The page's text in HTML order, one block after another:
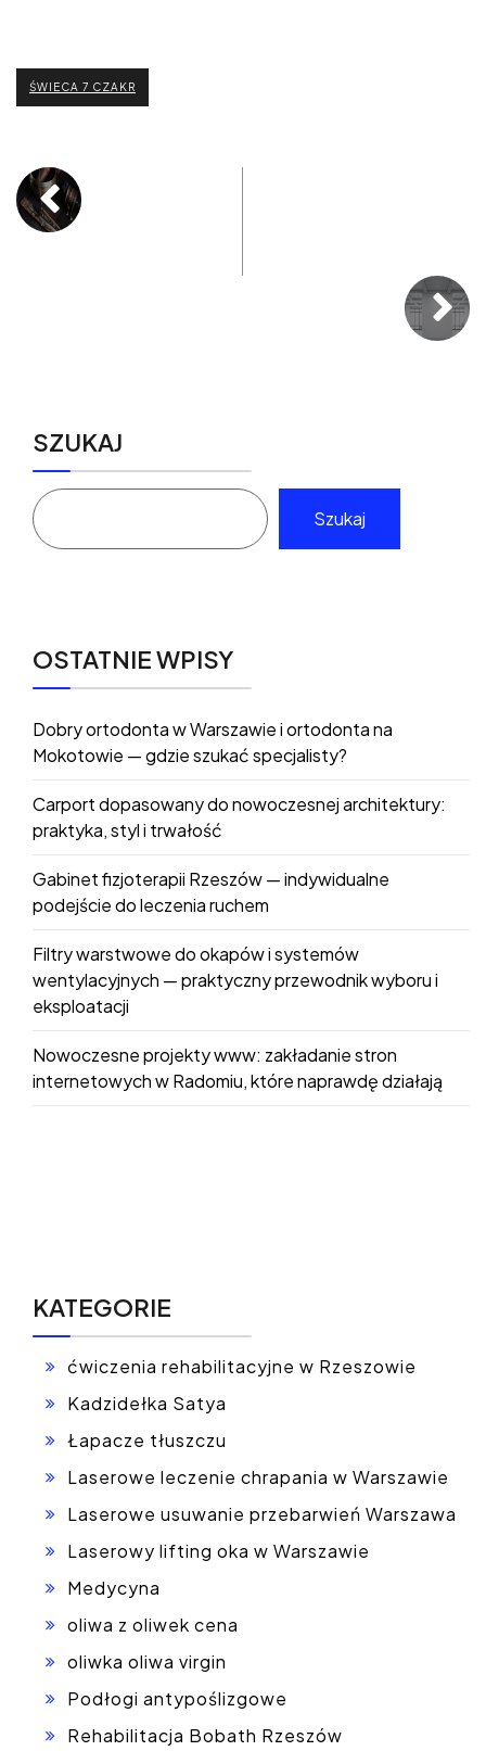
ŚWIECA 7 CZAKR
SZUKAJ
Szukaj
OSTATNIE WPISY
Dobry ortodonta w Warszawie i ortodonta na
Mokotowie — gdzie szukać specjalisty?
Carport dopasowany do nowoczesnej architektury:
praktyka, styl i trwałość
Gabinet fizjoterapii Rzeszów — indywidualne
podejście do leczenia ruchem
Filtry warstwowe do okapów i systemów
wentylacyjnych — praktyczny przewodnik wyboru i
eksploatacji
Nowoczesne projekty www: zakładanie stron
internetowych w Radomiu, które naprawdę działają
KATEGORIE
ćwiczenia rehabilitacyjne w Rzeszowie
Kadzidełka Satya
Łapacze tłuszczu
Laserowe leczenie chrapania w Warszawie
Laserowe usuwanie przebarwień Warszawa
Laserowy lifting oka w Warszawie
Medycyna
oliwa z oliwek cena
oliwka oliwa virgin
Podłogi antypoślizgowe
Rehabilitacja Bobath Rzeszów